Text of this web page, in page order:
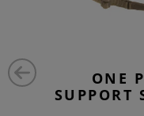
ONE
SUPPORT